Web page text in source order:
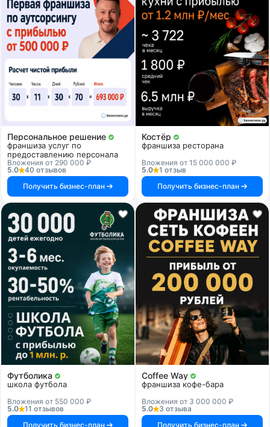
Персональное решение
франшиза услуг по
предоставлению персонала
Вложения от 290 000 ₽
5.0
40 отзывов
Получить бизнес-план
Костёр
франшиза ресторана
Вложения от 15 000 000 ₽
5.0
1 отзыв
Получить бизнес-план
Футболика
школа футбола
Вложения от 550 000 ₽
5.0
11 отзывов
Получить бизнес-план
Coffee Way
франшиза кофе-бара
Вложения от 3 000 000 ₽
5.0
3 отзыва
Получить бизнес-план